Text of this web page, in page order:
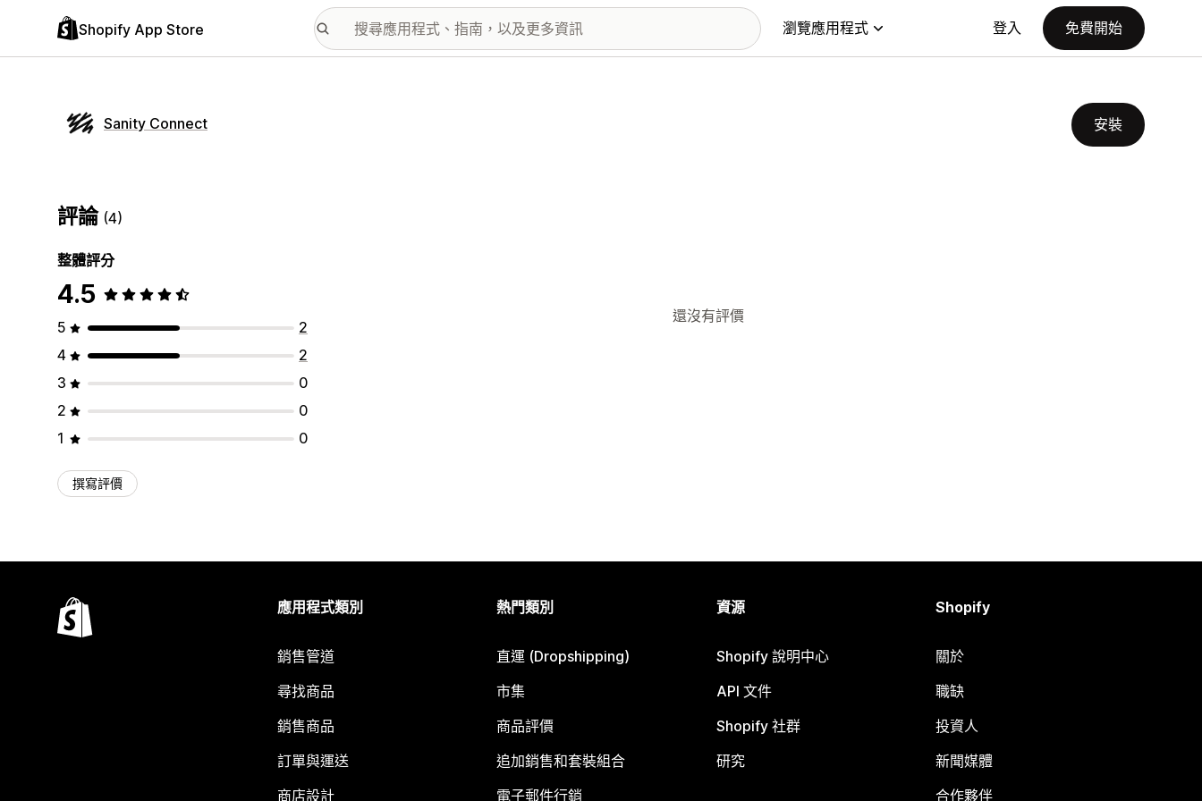
Shopify App Store 瀏覽應用程式 登入 免費開始
Sanity Connect 安裝
評論 (4)
整體評分
4.5
5
2
4
2
3
0
2
0
1
0
撰寫評價
還沒有評價
應用程式類別
銷售管道
尋找商品
銷售商品
訂單與運送
商店設計
熱門類別
直運 (Dropshipping)
市集
商品評價
追加銷售和套裝組合
電子郵件行銷
資源
Shopify 說明中心
API 文件
Shopify 社群
研究
Shopify
關於
職缺
投資人
新聞媒體
合作夥伴